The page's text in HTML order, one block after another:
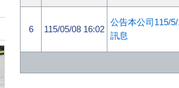
6 115/05/08 16:02
公告本公司115/
訊息